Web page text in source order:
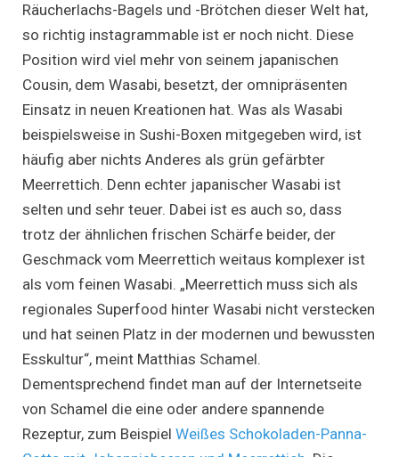
Räucherlachs-Bagels und -Brötchen dieser Welt hat,
so richtig instagrammable ist er noch nicht. Diese
Position wird viel mehr von seinem japanischen
Cousin, dem Wasabi, besetzt, der omnipräsenten
Einsatz in neuen Kreationen hat. Was als Wasabi
beispielsweise in Sushi-Boxen mitgegeben wird, ist
häufig aber nichts Anderes als grün gefärbter
Meerrettich. Denn echter japanischer Wasabi ist
selten und sehr teuer. Dabei ist es auch so, dass
trotz der ähnlichen frischen Schärfe beider, der
Geschmack vom Meerrettich weitaus komplexer ist
als vom feinen Wasabi. „Meerrettich muss sich als
regionales Superfood hinter Wasabi nicht verstecken
und hat seinen Platz in der modernen und bewussten
Esskultur“, meint Matthias Schamel.
Dementsprechend findet man auf der Internetseite
von Schamel die eine oder andere spannende
Rezeptur, zum Beispiel Weißes Schokoladen-Panna-